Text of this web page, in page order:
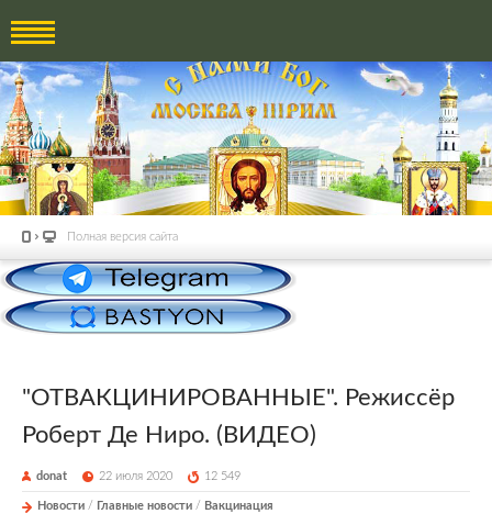
Полная версия сайта
"ОТВАКЦИНИРОВАННЫЕ". Режиссёр
Роберт Де Ниро. (ВИДЕО)
donat 22 июля 2020 12 549
Новости / Главные новости / Вакцинация